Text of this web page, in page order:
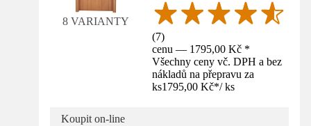
8 VARIANTY
(7)
cenu — 1795,00 Kč *
Všechny ceny vč. DPH a bez
nákladů na přepravu za
ks1795,00 Kč*/ ks
Koupit on-line